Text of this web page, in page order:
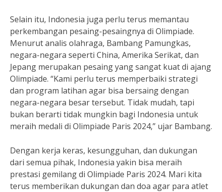
Selain itu, Indonesia juga perlu terus memantau
perkembangan pesaing-pesaingnya di Olimpiade.
Menurut analis olahraga, Bambang Pamungkas,
negara-negara seperti China, Amerika Serikat, dan
Jepang merupakan pesaing yang sangat kuat di ajang
Olimpiade. “Kami perlu terus memperbaiki strategi
dan program latihan agar bisa bersaing dengan
negara-negara besar tersebut. Tidak mudah, tapi
bukan berarti tidak mungkin bagi Indonesia untuk
meraih medali di Olimpiade Paris 2024,” ujar Bambang.
Dengan kerja keras, kesungguhan, dan dukungan
dari semua pihak, Indonesia yakin bisa meraih
prestasi gemilang di Olimpiade Paris 2024. Mari kita
terus memberikan dukungan dan doa agar para atlet